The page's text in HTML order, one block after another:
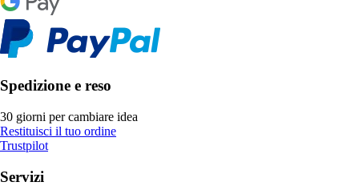
Spedizione e reso
30 giorni per cambiare idea
Restituisci il tuo ordine
Trustpilot
Servizi